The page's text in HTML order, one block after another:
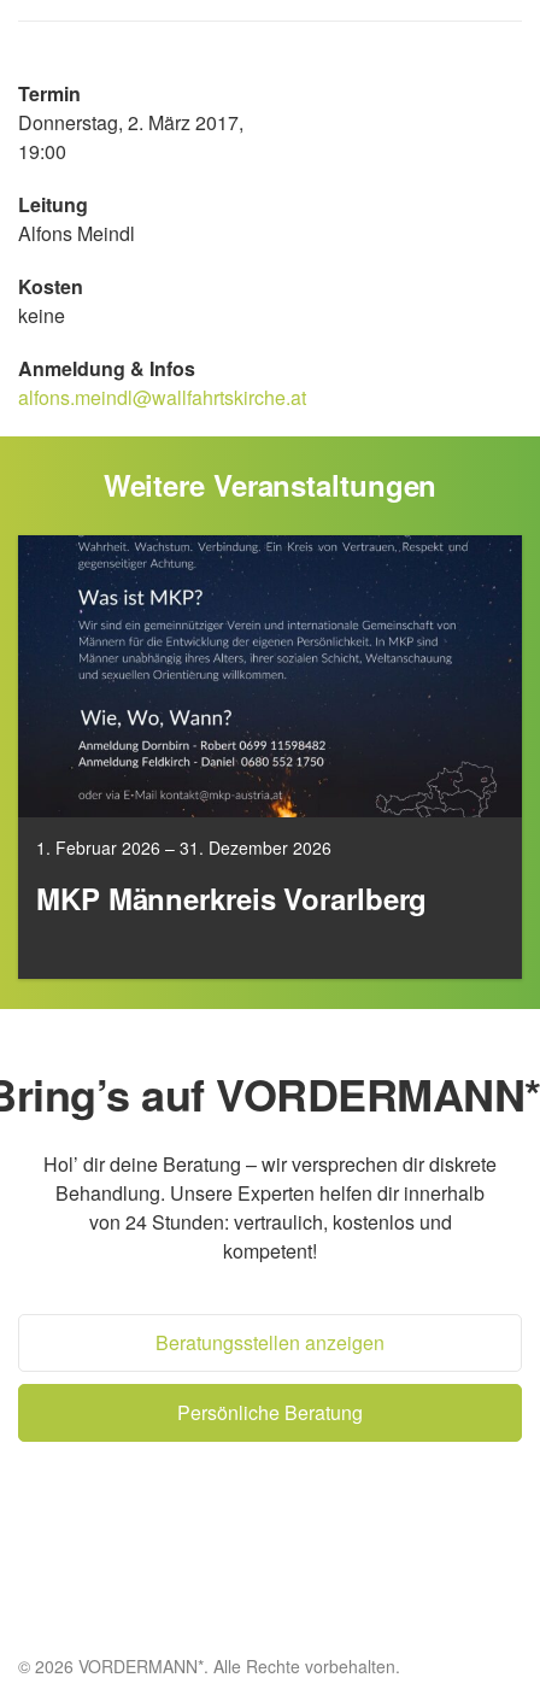
Termin
Donnerstag, 2. März 2017,
19:00
Leitung
Alfons Meindl
Kosten
keine
Anmeldung & Infos
alfons.meindl@wallfahrtskirche.at
Weitere Veranstaltungen
1. Februar 2026 – 31. Dezember 2026
MKP Männerkreis Vorarlberg
auf
Hol’ dir deine Beratung – wir versprechen dir diskrete
Behandlung. Unsere Experten helfen dir innerhalb
von 24 Stunden: vertraulich, kostenlos und
kompetent!
Beratungsstellen anzeigen
Persönliche Beratung
© 2026 VORDERMANN*. Alle Rechte vorbehalten.